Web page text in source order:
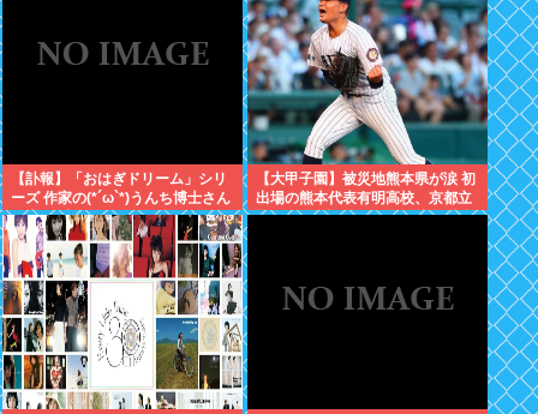
【訃報】「おはぎドリーム」シリ
ーズ 作家の(*´ω`*)うんち博士さん
死去 64歳
【大甲子園】被災地熊本県が涙 初
出場の熊本代表有明高校、京都立
命館に9回裏2アウトから逆転勝利